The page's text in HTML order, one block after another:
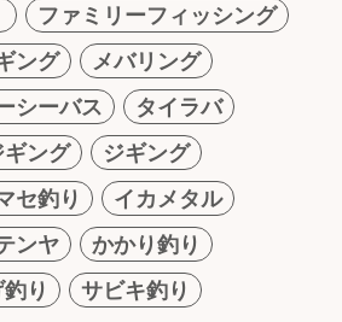
ファミリーフィッシング
ング
メバリング
シーバス
タイラバ
ギング
ジギング
セ釣り
イカメタル
ンヤ
かかり釣り
り
サビキ釣り